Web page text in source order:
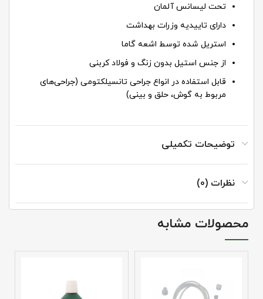
تحت لیسانس آلمان
دارای تاییدیه وزرات بهداشت
استریل شده توسط اشعه گاما
از جنس استیل بدون زنگ و فولاد کربنی
قابل استفاده در انواع جراحی تانسیلکتومی (جراحی‌های
مربوط به گوش، حلق و بینی)
توضیحات تکمیلی
نظرات (0)
محصولات مشابه